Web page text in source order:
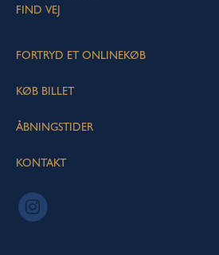
FIND VEJ
FORTRYD ET ONLINEKØB
KØB BILLET
ÅBNINGSTIDER
KONTAKT